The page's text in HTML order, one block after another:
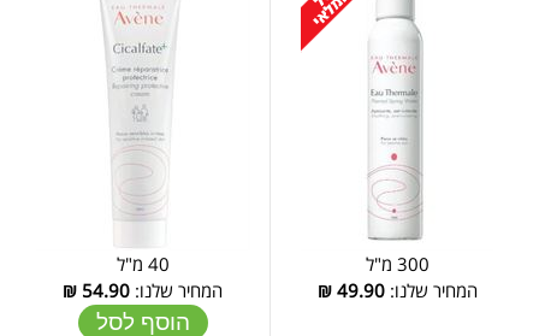
300 מ"ל
המחיר שלנו:49.90
₪
40 מ"ל
המחיר שלנו: 54.90
₪
הוסף לסל